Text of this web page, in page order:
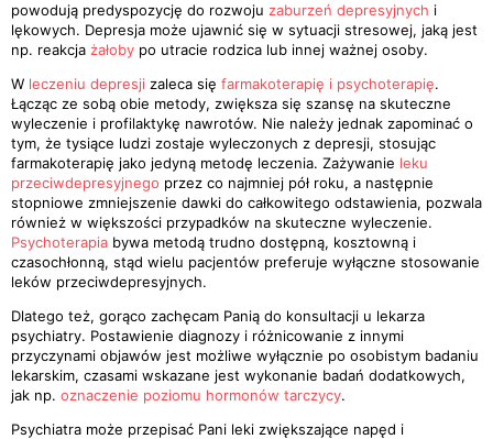
powodują predyspozycję do rozwoju zaburzeń depresyjnych i
lękowych. Depresja może ujawnić się w sytuacji stresowej, jaką jest
np. reakcja żałoby po utracie rodzica lub innej ważnej osoby.
W leczeniu depresji zaleca się farmakoterapię i psychoterapię.
Łącząc ze sobą obie metody, zwiększa się szansę na skuteczne
wyleczenie i profilaktykę nawrotów. Nie należy jednak zapominać o
tym, że tysiące ludzi zostaje wyleczonych z depresji, stosując
farmakoterapię jako jedyną metodę leczenia. Zażywanie leku
przeciwdepresyjnego przez co najmniej pół roku, a następnie
stopniowe zmniejszenie dawki do całkowitego odstawienia, pozwala
również w większości przypadków na skuteczne wyleczenie.
Psychoterapia bywa metodą trudno dostępną, kosztowną i
czasochłonną, stąd wielu pacjentów preferuje wyłączne stosowanie
leków przeciwdepresyjnych.
Dlatego też, gorąco zachęcam Panią do konsultacji u lekarza
psychiatry. Postawienie diagnozy i różnicowanie z innymi
przyczynami objawów jest możliwe wyłącznie po osobistym badaniu
lekarskim, czasami wskazane jest wykonanie badań dodatkowych,
jak np. oznaczenie poziomu hormonów tarczycy.
Psychiatra może przepisać Pani leki zwiększające napęd i